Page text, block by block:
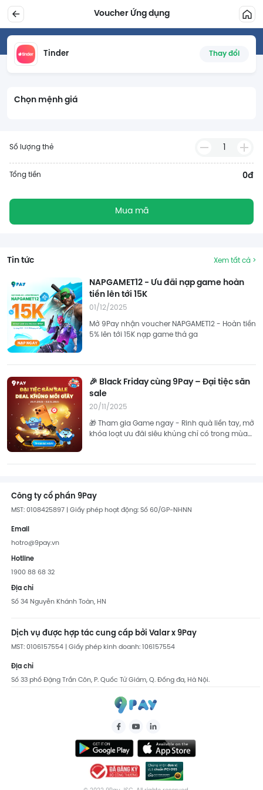
Voucher Ứng dụng
Tinder Thay đổi
Chọn mệnh giá
Số lượng thẻ 1
Tổng tiền 0đ
Mua mã
Tin tức Xem tất cả >
NAPGAMET12 - Ưu đãi nạp game hoàn
tiền lên tới 15K
01/12/2025
Mở 9Pay nhận voucher NAPGAMET12 - Hoàn tiền
5% lên tới 15K nạp game thả ga
🎉 Black Friday cùng 9Pay – Đại tiệc săn
sale
20/11/2025
🎁 Tham gia Game ngay - Rinh quà liền tay, mở
khóa loạt ưu đãi siêu khủng chỉ có trong mùa
Công ty cổ phần 9Pay
MST: 0108425897 | Giấy phép hoạt động: Số 60/GP-NHNN
Email
hotro@9pay.vn
Hotline
1900 88 68 32
Địa chỉ
Số 34 Nguyễn Khánh Toàn, HN
Dịch vụ được hợp tác cung cấp bởi Valar x 9Pay
MST: 0106157554 | Giấy phép kinh doanh: 106157554
Địa chỉ
Số 33 phố Đặng Trần Côn, P. Quốc Tử Giám, Q. Đống đa, Hà Nội.